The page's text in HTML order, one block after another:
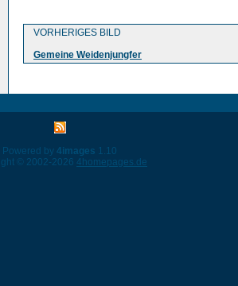
VORHERIGES BILD
Gemeine Weidenjungfer
Powered by 4images 1.10
© 2002-2026 4homepages.de